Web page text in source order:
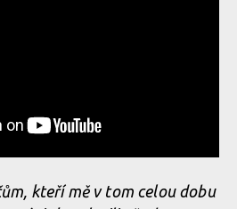
kteří mě v tom celou dobu